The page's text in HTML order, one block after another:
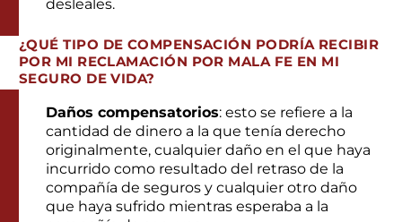
desleales.
¿QUÉ TIPO DE COMPENSACIÓN PODRÍA RECIBIR
POR MI RECLAMACIÓN POR MALA FE EN MI
SEGURO DE VIDA?
Daños compensatorios: esto se refiere a la
cantidad de dinero a la que tenía derecho
originalmente, cualquier daño en el que haya
incurrido como resultado del retraso de la
compañía de seguros y cualquier otro daño
que haya sufrido mientras esperaba a la